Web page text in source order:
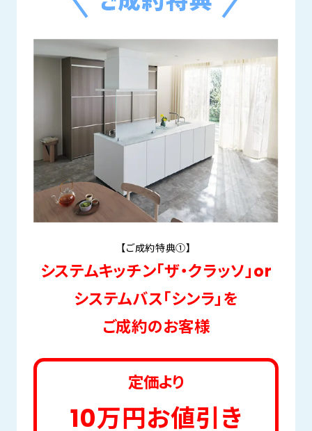
【ご成約特典①】
システムキッチン「ザ・クラッソ」or
システムバス「シンラ」を
ご成約のお客様
定価より
10万円お値引き